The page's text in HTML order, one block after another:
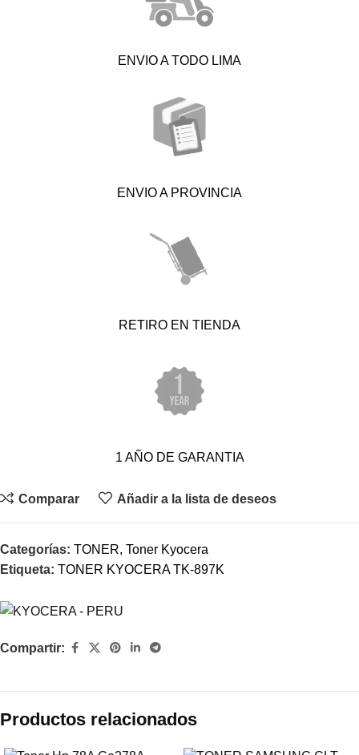
ENVIO A TODO LIMA
ENVIO A PROVINCIA
RETIRO EN TIENDA
1 AÑO DE GARANTIA
Comparar Añadir a la lista de deseos
Categorías: TONER, Toner Kyocera
Etiqueta: TONER KYOCERA TK-897K
Compartir:
Productos relacionados